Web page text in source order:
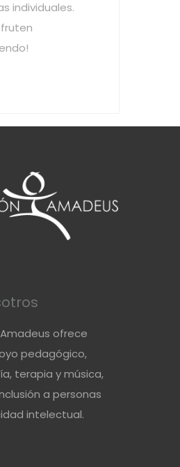
individuales.
ofrece
pedagógico,
terapia y música,
a personas
intelectual.